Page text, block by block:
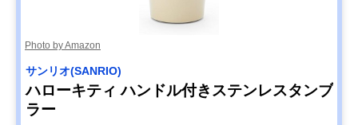
Photo by Amazon
サンリオ(SANRIO)
ハローキティ ハンドル付きステンレスタンブ
ラー